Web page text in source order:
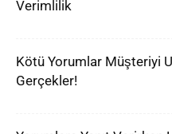
Verimlilik
Kötü Yorumlar Müşteriyi
Gerçekler!